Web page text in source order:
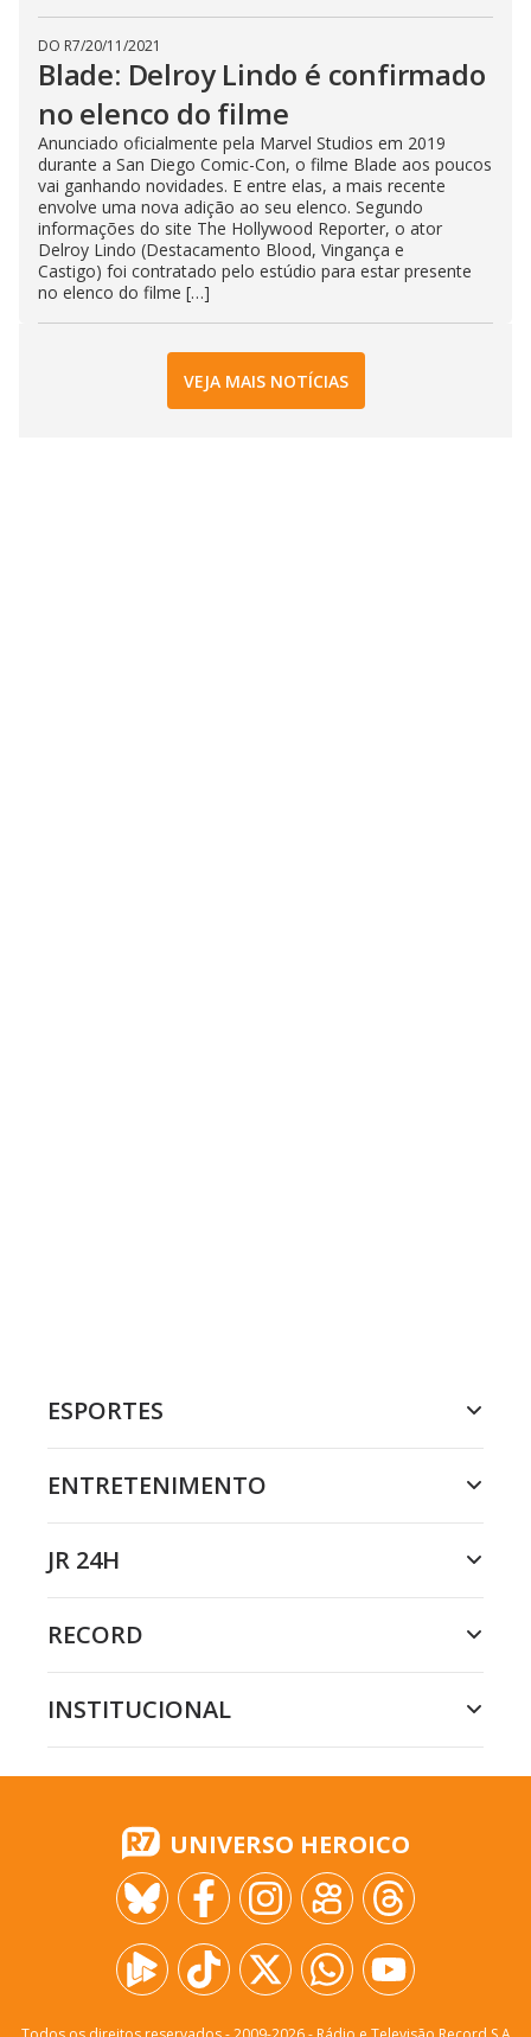
DO R7/20/11/2021
Blade: Delroy Lindo é confirmado
no elenco do filme
Anunciado oficialmente pela Marvel Studios em 2019
durante a San Diego Comic-Con, o filme Blade aos poucos
vai ganhando novidades. E entre elas, a mais recente
envolve uma nova adição ao seu elenco. Segundo
informações do site The Hollywood Reporter, o ator
Delroy Lindo (Destacamento Blood, Vingança e
Castigo) foi contratado pelo estúdio para estar presente
no elenco do filme […]
VEJA MAIS NOTÍCIAS
ESPORTES
ENTRETENIMENTO
JR 24H
RECORD
INSTITUCIONAL
UNIVERSO HEROICO